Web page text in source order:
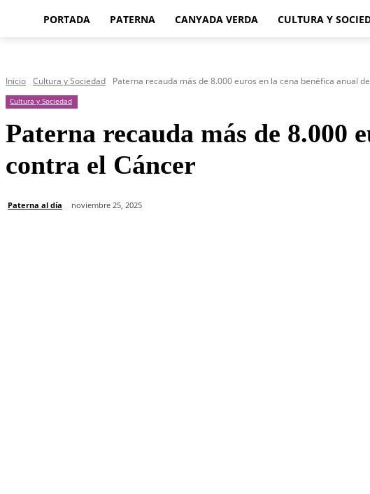
PORTADA PATERNA CANYADA VERDA CULTURA Y
Inicio Cultura y Sociedad Paterna recauda más de 8.000 euros en la cena benéfica anual
Cultura y Sociedad
Paterna recauda más de 8.000
contra el Cáncer
Paterna al día noviembre 25, 2025